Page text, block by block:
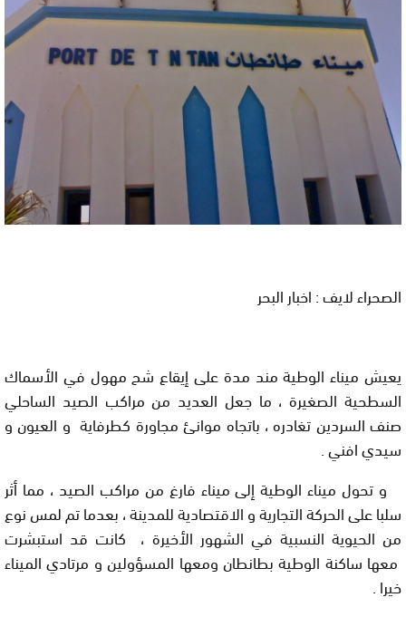
الصحراء لايف : اخبار البحر
يعيش ميناء الوطية مند مدة على إيقاع شح مهول في الأسماك
السطحية الصغيرة ، ما جعل العديد من مراكب الصيد الساحلي
صنف السردين تغادره ، باتجاه موانئ مجاورة كطرفاية و العيون و
سيدي افني .
و تحول ميناء الوطية إلى ميناء فارغ من مراكب الصيد ، مما أثر
سلبا على الحركة التجارية و الاقتصادية للمدينة ، بعدما تم لمس نوع
من الحيوية النسبية في الشهور الأخيرة ، كانت قد استبشرت
معها ساكنة الوطية بطانطان ومعها المسؤولين و مرتادي الميناء
خيرا .